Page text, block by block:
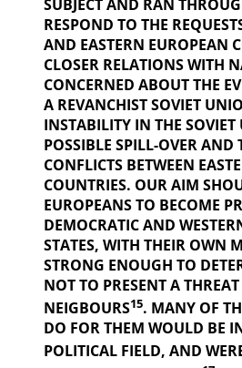
SUBJECT AND RAN
RESPOND TO THE
AND EASTERN EUROPEAN
CLOSER RELATIONS WITH
CONCERNED ABOUT THE
A REVANCHISTSOVIET
INSTABILITY IN THE
POSSIBLE SPILL-OVER AND
CONFLICTS BETWEEN
COUNTRIES. OUR AIM
EUROPEANS TO BECOME
DEMOCRATIC AND
STATES, WITH THEIR OWN
STRONG ENOUGH TO
NOT TO PRESENT A
NEIGBOURS15. MANY OF
DO FOR THEM WOULD BE
POLITICAL FIELD, AND